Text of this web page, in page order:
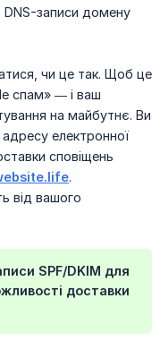
DNS-записи домену
чи це так. Щоб це
спам» — і ваш
на майбутнє. Ви
електронної
сповіщень
.
від вашого
SPF/DKIM для
доставки